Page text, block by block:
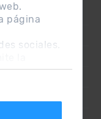
página
sociales.